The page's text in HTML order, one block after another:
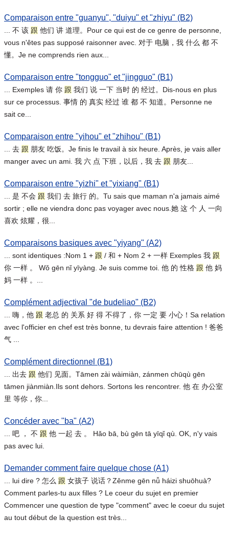
Comparaison entre "guanyu", "duiyu" et "zhiyu" (B2)
... 不 该 跟 他们 讲 道理。Pour ce qui est de ce genre de personne,
vous n'êtes pas supposé raisonner avec. 对于 电脑，我 什么 都 不
懂。Je ne comprends rien aux...
Comparaison entre "tongguo" et "jingguo" (B1)
... Exemples 请 你 跟 我们 说 一下 当时 的 经过。Dis-nous en plus
sur ce processus. 事情 的 真实 经过 谁 都 不 知道。Personne ne
sait ce...
Comparaison entre "yihou" et "zhihou" (B1)
... 去 跟 朋友 吃饭。Je finis le travail à six heure. Après, je vais aller
manger avec un ami. 我 六 点 下班，以后，我 去 跟 朋友...
Comparaison entre "yizhi" et "yixiang" (B1)
... 是 不会 跟 我们 去 旅行 的。Tu sais que maman n'a jamais aimé
sortir ; elle ne viendra donc pas voyager avec nous.她 这 个 人 一向
喜欢 炫耀，很...
Comparaisons basiques avec "yiyang" (A2)
... sont identiques :Nom 1 + 跟 / 和 + Nom 2 + 一样 Exemples 我 跟
你 一样 。 Wǒ gēn nǐ yīyàng. Je suis comme toi. 他 的 性格 跟 他 妈
妈 一样 。...
Complément adjectival "de budeliao" (B2)
... 嗨，他 跟 老总 的 关系 好 得 不得了，你 一定 要 小心！Sa relation
avec l'officier en chef est très bonne, tu devrais faire attention ! 爸爸
气 ...
Complément directionnel (B1)
... 出去 跟 他们 见面。Tāmen zài wàimiàn, zánmen chūqù gēn
tāmen jiànmiàn.Ils sont dehors. Sortons les rencontrer. 他 在 办公室
里 等你，你...
Concéder avec "ba" (A2)
... 吧 ， 不 跟 他 一起 去 。 Hǎo bā, bù gēn tā yīqǐ qù. OK, n'y vais
pas avec lui.
Demander comment faire quelque chose (A1)
... lui dire ? 怎么 跟 女孩子 说话？Zěnme gēn nǚ háizi shuōhuà?
Comment parles-tu aux filles ? Le coeur du sujet en premier
Commencer une question de type "comment" avec le coeur du sujet
au tout début de la question est très...